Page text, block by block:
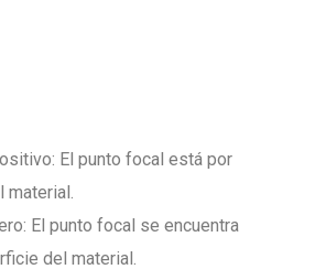
El punto focal está por
material.
El punto focal se encuentra
del material.